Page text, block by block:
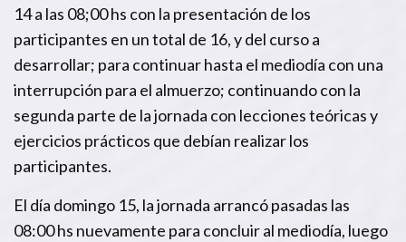
14 a las 08;00 hs con la presentación de los
participantes en un total de 16, y del curso a
desarrollar; para continuar hasta el mediodía con una
interrupción para el almuerzo; continuando con la
segunda parte de la jornada con lecciones teóricas y
ejercicios prácticos que debían realizar los
participantes.
El día domingo 15, la jornada arrancó pasadas las
08:00 hs nuevamente para concluir al mediodía, luego